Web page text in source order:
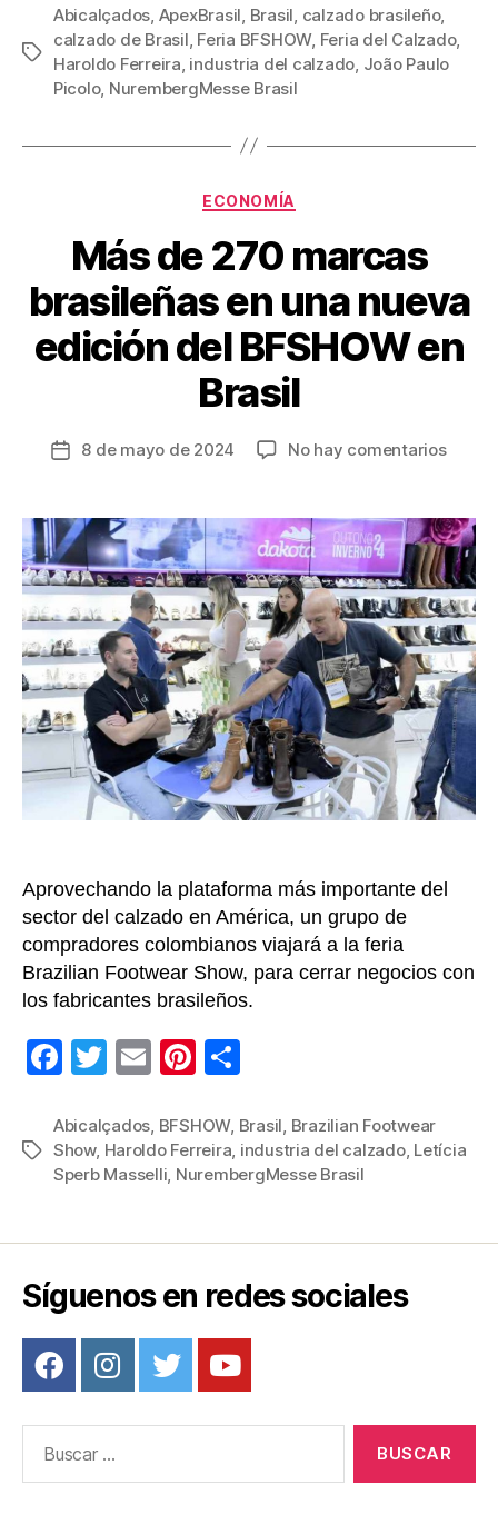
c
e
b
o
tt
er
ail er
e
st
m
p
ar
Etiquetas
Abicalçados, ApexBrasil, Brasil, calzado brasileño,
calzado de Brasil, Feria BFSHOW, Feria del Calzado,
Haroldo Ferreira, industria del calzado, João Paulo
Picolo, NurembergMesse Brasil
Categorías
ECONOMÍA
Más de 270 marcas
brasileñas en una nueva
edición del BFSHOW en
Brasil
Fecha
entrada
8 de mayo de 2024 No hay comentariosen
270
en
una
nueva
del
en
Brasil
Aprovechando la plataforma más importante del
sector del calzado en América, un grupo de
compradores colombianos viajará a la feria
Brazilian Footwear Show, para cerrar negocios con
los fabricantes brasileños.
F
c
e
o
k
T
tt
er
E
ail
Pi
er
e
m
p
tir
Etiquetas
Abicalçados, BFSHOW, Brasil, Brazilian Footwear
Show, Haroldo Ferreira, industria del calzado, Letícia
Sperb Masselli, NurembergMesse Brasil
Síguenos en redes sociales